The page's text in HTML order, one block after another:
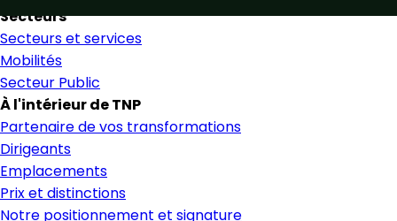
Secteurs
Secteurs et services
Mobilités
Secteur Public
À l'intérieur de TNP
Partenaire de vos transformations
Dirigeants
Emplacements
Prix et distinctions
Notre positionnement et signature